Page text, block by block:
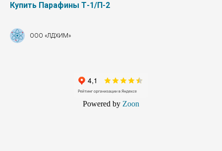
Купить Парафины Т-1/П-2
ООО «ЛДХИМ»
Powered by Zoon